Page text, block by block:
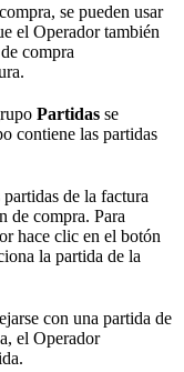
se pueden usar
el Operador también
compra
Partidas se
contiene las partidas
de la factura
de compra. Para
hace clic en el botón
la partida de la
con una partida de
el Operador